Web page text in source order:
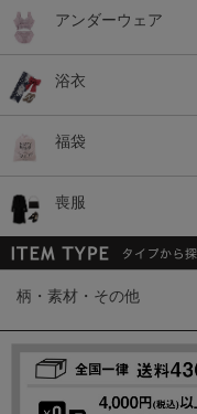
アンダーウェア
浴衣
福袋
喪服
柄・素材・その他